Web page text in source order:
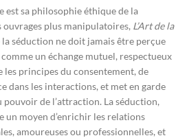
est sa philosophie éthique de la
plus manipulatoires, L’Art de la
séduction ne doit jamais être perçue
un échange mutuel, respectueux
les principes du consentement, de
dans les interactions, et met en garde
pouvoir de l’attraction. La séduction,
un moyen d’enrichir les relations
amoureuses ou professionnelles, et